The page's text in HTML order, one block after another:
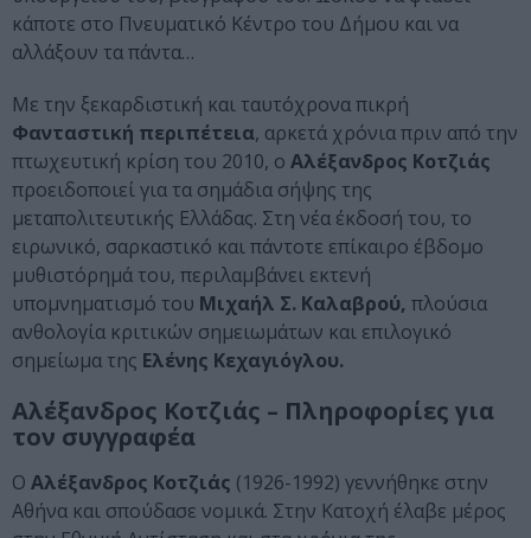
κάποτε στο Πνευματικό Κέντρο του Δήμου και να
αλλάξουν τα πάντα…
Με την ξεκαρδιστική και ταυτόχρονα πικρή
Φανταστική περιπέτεια, αρκετά χρόνια πριν από την
πτωχευτική κρίση του 2010, ο Αλέξανδρος Κοτζιάς
προειδοποιεί για τα σημάδια σήψης της
μεταπολιτευτικής Ελλάδας. Στη νέα έκδοσή του, το
ειρωνικό, σαρκαστικό και πάντοτε επίκαιρο έβδομο
μυθιστόρημά του, περιλαμβάνει εκτενή
υπομνηματισμό του Μιχαήλ Σ. Καλαβρού, πλούσια
ανθολογία κριτικών σημειωμάτων και επιλογικό
σημείωμα της Ελένης Κεχαγιόγλου.
Αλέξανδρος Κοτζιάς – Πληροφορίες για
τον συγγραφέα
Ο Αλέξανδρος Κοτζιάς (1926-1992) γεννήθηκε στην
Αθήνα και σπούδασε νομικά. Στην Κατοχή έλαβε μέρος